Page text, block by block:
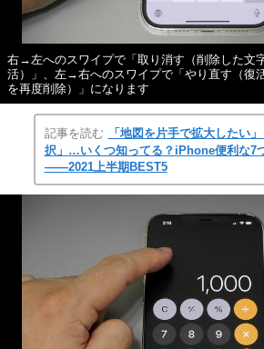
右→左へのスワイプで「取り消す（削除した文
活）」、左→右へのスワイプで「やり直す（復
を再度削除）」になります
記事を読む
「地図を片手で拡大したい
択」…いくつ知ってる？iPhone便利な7
――2021上半期BEST5